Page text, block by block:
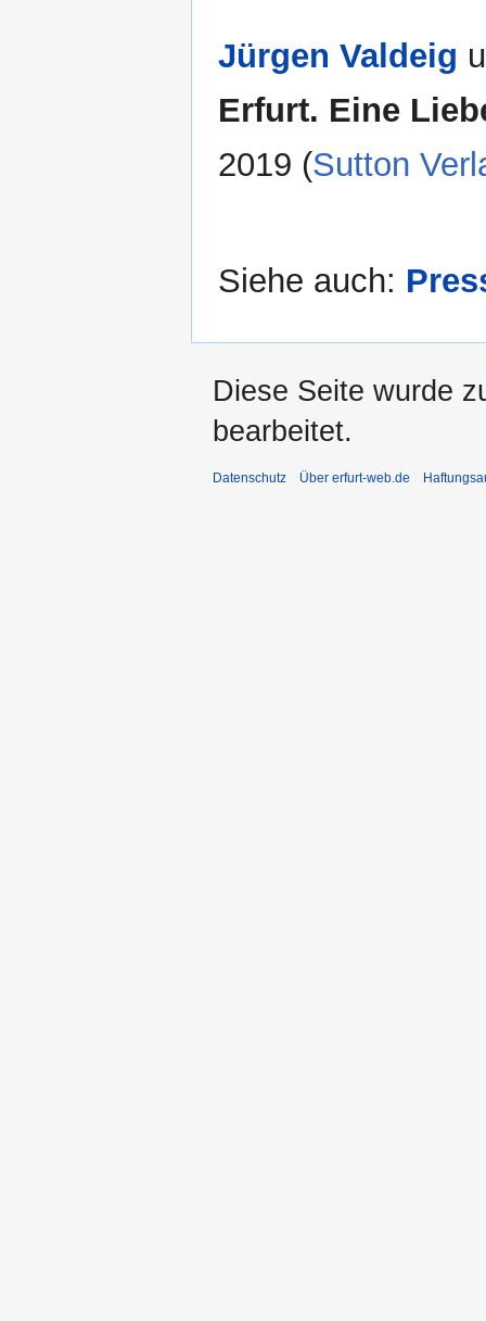
Jürgen Valdeig
Erfurt. Eine
2019 (Sutton
Siehe auch:
Diese Seite wurde
bearbeitet.
Datenschutz Über erfurt-web.de